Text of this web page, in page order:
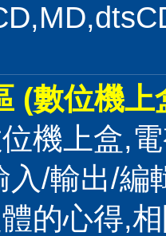
(數位機上
機上盒,
入/輸出/編
的心得,